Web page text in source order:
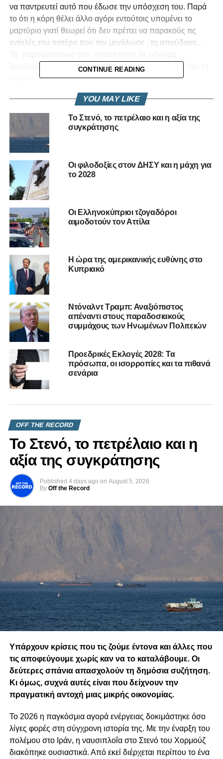
να παντρευτεί αυτό που έδωσε την υπόσχεση του. Παρά
το ότι η κόρη θέλει άλλο αγόρι εντούτοις υπομένει το
μαρτύριο γιατί θεωρεί ότι δεν πρέπει να παρακούς τις
εντολές του πατέρα που την μεγάλωσε , τη σπούδασε…
ξενοδοχείου. Που ετοιμάζει τα φαγητά αλλά ο ίδιος δεν τα
Ποιος άραγε είναι αυτός;
ΚΟΥΙΖ
RELATED TOPICS:
UP NEXT
Αντρέας Μουζουρίδης – Ο άνθρωπος πίσω από
το μπασκετικό θαύμα της Κύπρου
Ο Αποστόλου, η Στράκκα και η πολιτική άνοιξη
CONTINUE READING
YOU MAY LIKE
Το Στενό, το πετρέλαιο και η αξία της
συγκράτησης
Οι φιλοδοξίες στον ΔΗΣΥ και η μάχη για
το 2028
Οι Ελληνοκύπριοι τζογαδόροι
αιμοδοτούν τον Αττίλα
Η ώρα της αμερικανικής ευθύνης στο
Κυπριακό
Ντόναλντ Τραμπ: Αναξιόπιστος
απέναντι στους παραδοσιακούς
συμμάχους των Ηνωμένων Πολιτειών
Προεδρικές Εκλογές 2028: Τα
πρόσωπα, οι ισορροπίες και τα πιθανά
σενάρια
OFF THE RECORD
Το Στενό, το πετρέλαιο και η
αξία της συγκράτησης
Published 4 days ago on August 5, 2026
By Off the Record
Υπάρχουν κρίσεις που τις ζούμε έντονα και άλλες που
τις αποφεύγουμε χωρίς καν να το καταλάβουμε. Οι
δεύτερες σπάνια απασχολούν τη δημόσια συζήτηση.
Κι όμως, συχνά αυτές είναι που δείχνουν την
πραγματική αντοχή μιας μικρής οικονομίας.
Το 2026 η παγκόσμια αγορά ενέργειας δοκιμάστηκε όσο
λίγες φορές στη σύγχρονη ιστορία της. Με την έναρξη του
πολέμου στο Ιράν, η ναυσιπλοΐα στο Στενό του Χορμούζ
διακόπηκε ουσιαστικά. Από εκεί διέρχεται περίπου το ένα